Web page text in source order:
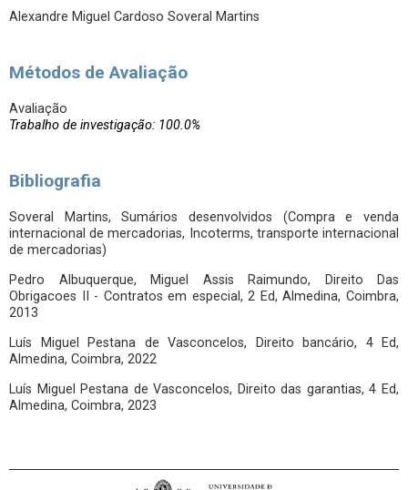
Alexandre Miguel Cardoso Soveral Martins
Métodos de Avaliação
Avaliação
Trabalho de investigação: 100.0%
Bibliografia
Soveral Martins, Sumários desenvolvidos (Compra e venda
internacional de mercadorias, Incoterms, transporte internacional
de mercadorias)
Pedro Albuquerque, Miguel Assis Raimundo, Direito Das
Obrigacoes II - Contratos em especial, 2 Ed, Almedina, Coimbra,
2013
Luís Miguel Pestana de Vasconcelos, Direito bancário, 4 Ed,
Almedina, Coimbra, 2022
Luís Miguel Pestana de Vasconcelos, Direito das garantias, 4 Ed,
Almedina, Coimbra, 2023